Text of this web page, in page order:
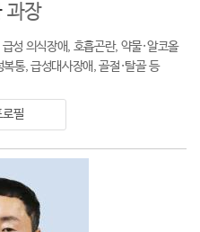
과장
성 의식장애, 호흡곤란, 약물·알코올
통, 급성대사장애, 골절·탈골 등
로필